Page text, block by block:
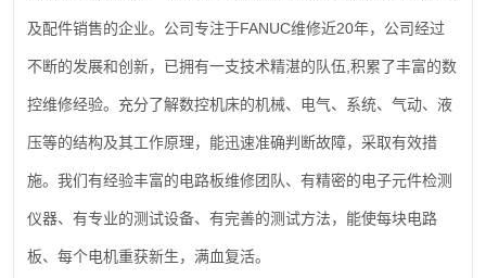
及配件销售的企业。公司专注于FANUC维修近20年，公司经过
不断的发展和创新，已拥有一支技术精湛的队伍 积累了丰富的数
控维修经验。充分了解数控机床的机械、电气、系统、气动、液
压等的结构及其工作原理，能迅速准确判断故障，采取有效措
施。我们有经验丰富的电路板维修团队、有精密的电子元件检测
仪器、有专业的测试设备、有完善的测试方法，能使每块电路
板、每个电机重获新生，满血复活。